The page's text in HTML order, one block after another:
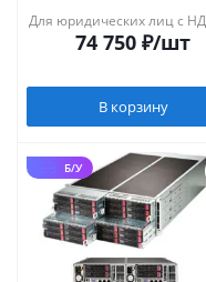
Для юридических лиц с
74 750 ₽/шт
В корзину
Б/У